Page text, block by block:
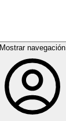
Mostrar navegación